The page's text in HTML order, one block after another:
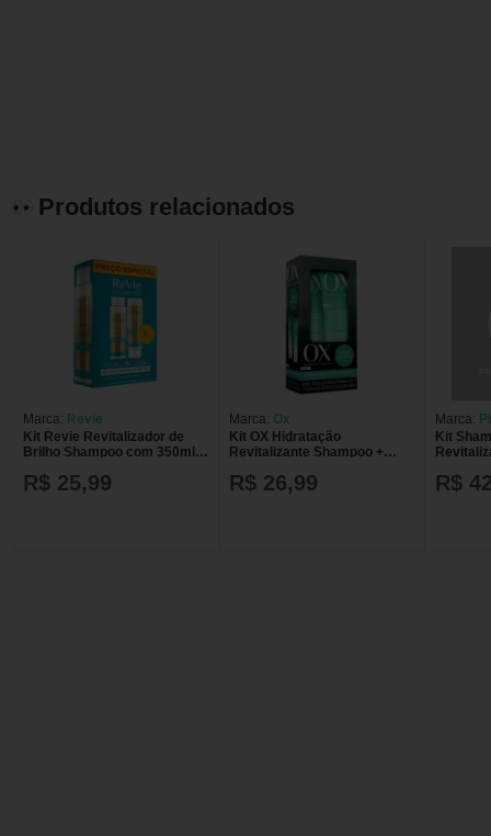
Produtos relacionados
Marca: Revie
Kit Revie Revitalizador de
Brilho Shampoo com 350ml +
R$ 25,99
Marca: Ox
Kit OX Hidratação
Revitalizante Shampoo +
cada
R$ 26,99
Marca:
Kit
R$